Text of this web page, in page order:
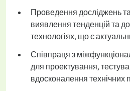
Проведення досліджень
виявлення тенденцій та
технологіях, що є
Співпраця з
для проектування,
вдосконалення технічних